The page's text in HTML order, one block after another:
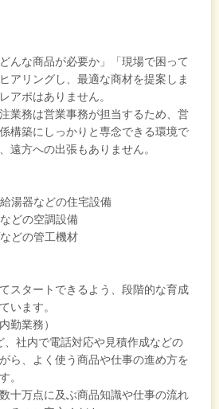
んな商品が必要か」「現場で困って
アリングし、最適な商材を提案しま
アポはありません。
業務は営業事務が担当するため、営
構築にしっかりと専念できる環境で
遠方への出張もありません。
湯器などの住宅設備
どの空調設備
どの管工機材
スタートできるよう、段階的な育成
います。
勤業務）
、社内で電話対応や見積作成などの
ら、よく使う商品や仕事の進め方を
。
十万点に及ぶ商品知識や仕事の流れ